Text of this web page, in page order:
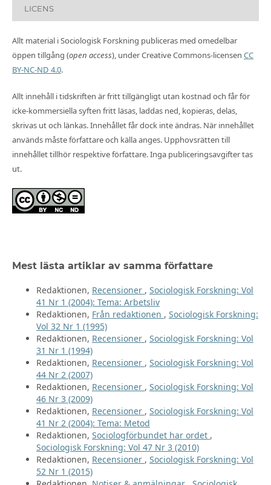
LICENS
Allt material i Sociologisk Forskning publiceras med omedelbar
öppen tillgång (open access), under Creative Commons-licensen CC
BY-NC-ND 4.0.
Allt innehåll i tidskriften är fritt tillgängligt utan kostnad och får för
icke-kommersiella syften fritt läsas, laddas ned, kopieras, delas,
skrivas ut och länkas. Innehållet får dock inte ändras. När innehållet
används måste författare och källa anges. Upphovsrätten till
innehållet tillhör respektive författare. Inga publiceringsavgifter tas
ut.
Mest lästa artiklar av samma författare
Redaktionen, Recensioner , Sociologisk Forskning: Vol
41 Nr 1 (2004): Tema: Arbetsliv
Redaktionen, Från redaktionen , Sociologisk Forskning:
Vol 32 Nr 1 (1995)
Redaktionen, Recensioner , Sociologisk Forskning: Vol
31 Nr 1 (1994)
Redaktionen, Recensioner , Sociologisk Forskning: Vol
44 Nr 2 (2007)
Redaktionen, Recensioner , Sociologisk Forskning: Vol
46 Nr 3 (2009)
Redaktionen, Recensioner , Sociologisk Forskning: Vol
41 Nr 2 (2004): Tema: Metod
Redaktionen, Sociologförbundet har ordet ,
Sociologisk Forskning: Vol 47 Nr 3 (2010)
Redaktionen, Recensioner , Sociologisk Forskning: Vol
52 Nr 1 (2015)